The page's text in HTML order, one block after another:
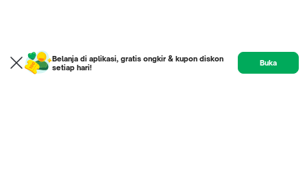
Belanja di aplikasi, gratis ongkir & kupon diskon
setiap hari!
Buka